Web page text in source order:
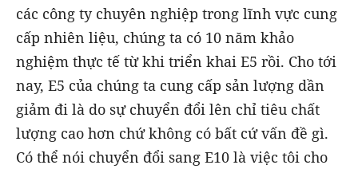
các công ty chuyên nghiệp trong lĩnh vực cung
cấp nhiên liệu, chúng ta có 10 năm khảo
nghiệm thực tế từ khi triển khai E5 rồi. Cho tới
nay, E5 của chúng ta cung cấp sản lượng dần
giảm đi là do sự chuyển đổi lên chỉ tiêu chất
lượng cao hơn chứ không có bất cứ vấn đề gì.
Có thể nói chuyển đổi sang E10 là việc tôi cho